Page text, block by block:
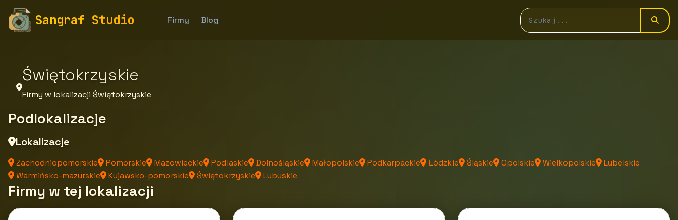
Sangraf Studio Firmy Blog
fototapety-sangraf.pl Firmy
Świętokrzyskie
Firmy w lokalizacji Świętokrzyskie
Podlokalizacje
Lokalizacje
Zachodniopomorskie Pomorskie Mazowieckie Podlaskie Dolnośląskie Małopolskie Podkarpackie Łódzkie Śląskie Opolskie Wielkopolskie
Lubelskie
Warmińsko-mazurskie
Kujawsko-pomorskie Świętokrzyskie Lubuskie
Firmy w tej lokalizacji